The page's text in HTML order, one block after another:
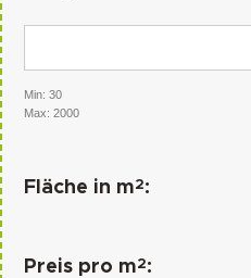
Min: 30
Max: 2000
Fläche in m2:
Preis pro m2: